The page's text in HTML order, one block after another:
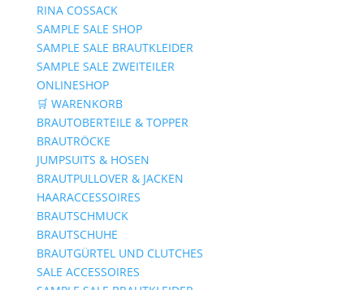
RINA COSSACK
SAMPLE SALE SHOP
SAMPLE SALE BRAUTKLEIDER
SAMPLE SALE ZWEITEILER
ONLINESHOP
🛒 WARENKORB
BRAUTOBERTEILE & TOPPER
BRAUTRÖCKE
JUMPSUITS & HOSEN
BRAUTPULLOVER & JACKEN
HAARACCESSOIRES
BRAUTSCHMUCK
BRAUTSCHUHE
BRAUTGÜRTEL UND CLUTCHES
SALE ACCESSOIRES